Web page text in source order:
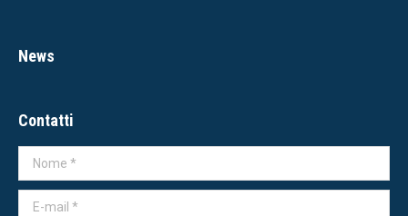
News
Contatti
Nome *
E-mail *